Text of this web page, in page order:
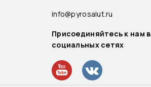
info@pyrosalut.ru
Присоединяйтесь к нам в
социальных сетях